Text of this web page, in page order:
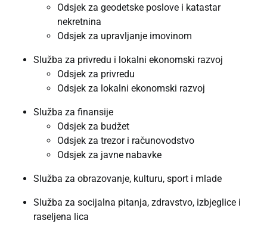
Odsjek za geodetske poslove i katastar
nekretnina
Odsjek za upravljanje imovinom
Služba za privredu i lokalni ekonomski razvoj
Odsjek za privredu
Odsjek za lokalni ekonomski razvoj
Služba za finansije
Odsjek za budžet
Odsjek za trezor i računovodstvo
Odsjek za javne nabavke
Služba za obrazovanje, kulturu, sport i mlade
Služba za socijalna pitanja, zdravstvo, izbjeglice i
raseljena lica